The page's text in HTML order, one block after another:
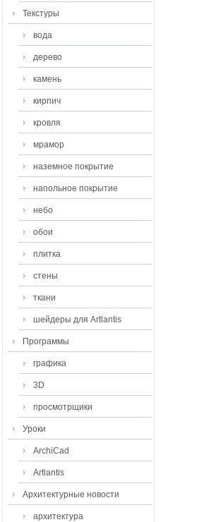
Текстуры
вода
дерево
камень
кирпич
кровля
мрамор
наземное покрытие
напольное покрытие
небо
обои
плитка
стены
ткани
шейдеры для Artlantis
Программы
графика
3D
просмотрщики
Уроки
ArchiCad
Artlantis
Архитектурные новости
архитектура